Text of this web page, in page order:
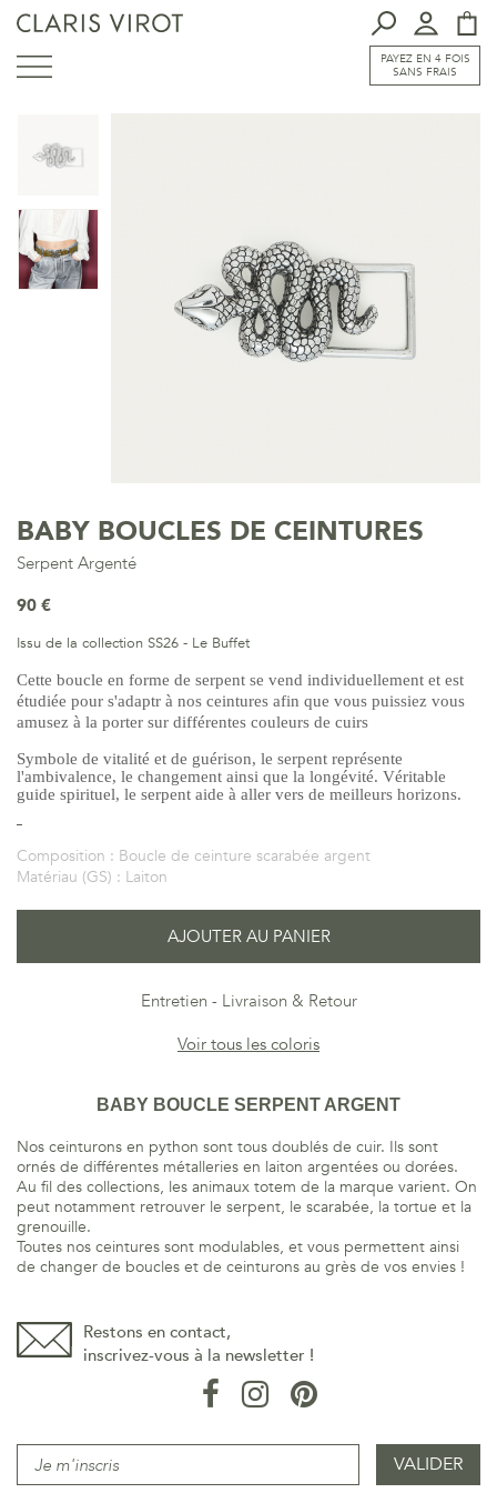
PAYEZ EN 4 FOIS
SANS FRAIS
BABY BOUCLES DE CEINTURES
Serpent Argenté
90 €
Issu de la collection SS26 - Le Buffet
Cette boucle en forme de serpent se vend individuellement et est
étudiée pour s'adaptr à nos ceintures afin que vous puissiez vous
amusez à la porter sur différentes couleurs de cuirs
Symbole de vitalité et de guérison, le serpent représente
l'ambivalence, le changement ainsi que la longévité. Véritable
guide spirituel, le serpent aide à aller vers de meilleurs horizons.
Composition : Boucle de ceinture scarabée argent
Matériau (GS) : Laiton
AJOUTER AU PANIER
Entretien
Livraison & Retour
Voir tous les coloris
BABY BOUCLE SERPENT ARGENT
Nos ceinturons en python sont tous doublés de cuir. Ils sont
ornés de différentes métalleries en laiton argentées ou dorées.
Au fil des collections, les animaux totem de la marque varient. On
peut notamment retrouver le serpent, le scarabée, la tortue et la
grenouille.
Toutes nos ceintures sont modulables, et vous permettent ainsi
de changer de boucles et de ceinturons au grès de vos envies !
Restons en contact,
inscrivez-vous à la newsletter !